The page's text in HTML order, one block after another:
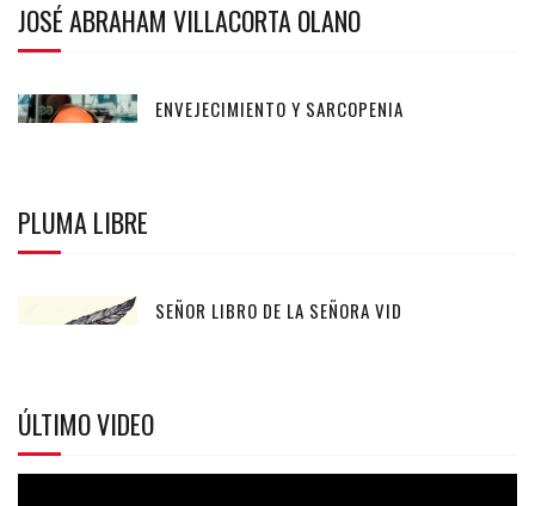
JOSÉ ABRAHAM VILLACORTA OLANO
ENVEJECIMIENTO Y SARCOPENIA
PLUMA LIBRE
SEÑOR LIBRO DE LA SEÑORA VID
ÚLTIMO VIDEO